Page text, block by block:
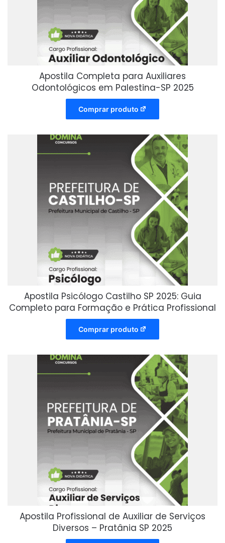
Apostila Completa para Auxiliares
Odontológicos em Palestina-SP 2025
Comprar produto
Apostila Psicólogo Castilho SP 2025: Guia
Completo para Formação e Prática Profissional
Comprar produto
Apostila Profissional de Auxiliar de Serviços
Diversos – Pratânia SP 2025